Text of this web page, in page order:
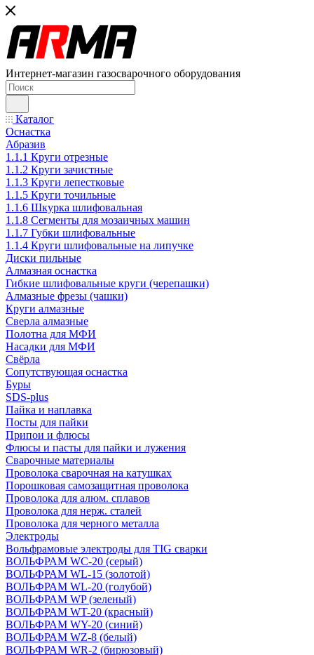
Интернет-магазин газосварочного оборудования
Каталог
Оснастка
Абразив
1.1.1 Круги отрезные
1.1.2 Круги зачистные
1.1.3 Круги лепестковые
1.1.5 Круги точильные
1.1.6 Шкурка шлифовальная
1.1.8 Сегменты для мозаичных машин
1.1.7 Губки шлифовальные
1.1.4 Круги шлифовальные на липучке
Диски пильные
Алмазная оснастка
Гибкие шлифовальные круги (черепашки)
Алмазные фрезы (чашки)
Круги алмазные
Сверла алмазные
Полотна для МФИ
Насадки для МФИ
Свёрла
Сопутствующая оснастка
Буры
SDS-plus
Пайка и наплавка
Посты для пайки
Припои и флюсы
Флюсы и пасты для пайки и лужения
Сварочные материалы
Проволока сварочная на катушках
Порошковая самозащитная проволока
Проволока для алюм. сплавов
Проволока для нерж. сталей
Проволока для черного металла
Электроды
Вольфрамовые электроды для TIG сварки
ВОЛЬФРАМ WC-20 (серый)
ВОЛЬФРАМ WL-15 (золотой)
ВОЛЬФРАМ WL-20 (голубой)
ВОЛЬФРАМ WP (зеленый)
ВОЛЬФРАМ WT-20 (красный)
ВОЛЬФРАМ WY-20 (синий)
ВОЛЬФРАМ WZ-8 (белый)
ВОЛЬФРАМ WR-2 (бирюзовый)